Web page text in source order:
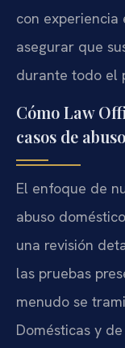
con experiencia
asegurar que
durante todo el
Cómo Law
casos de
El enfoque de
abuso
una revisión
las pruebas
menudo se
Domésticas y